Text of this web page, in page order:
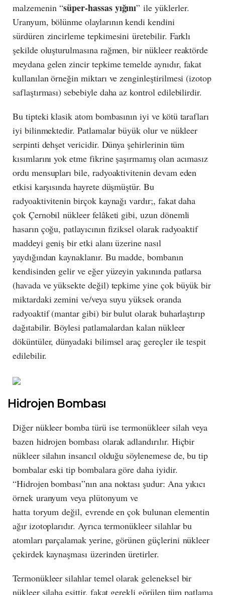
malzemenin “süper-hassas yığını” ile yüklerler.
Uranyum, bölünme olaylarının kendi kendini
sürdüren zincirleme tepkimesini üretebilir. Farklı
şekilde oluşturulmasına rağmen, bir nükleer reaktörde
meydana gelen zincir tepkime temelde aynıdır, fakat
kullanılan örneğin miktarı ve zenginleştirilmesi (izotop
saflaştırması) sebebiyle daha az kontrol edilebilirdir.
Bu tipteki klasik atom bombasının iyi ve kötü tarafları
iyi bilinmektedir. Patlamalar büyük olur ve nükleer
serpinti dehşet vericidir. Dünya şehirlerinin tüm
kısımlarını yok etme fikrine şaşırmamış olan acımasız
ordu mensupları bile, radyoaktivitenin devam eden
etkisi karşısında hayrete düşmüştür. Bu
radyoaktivitenin birçok kaynağı vardır;, fakat daha
çok Çernobil nükleer felâketi gibi, uzun dönemli
hasarın çoğu, patlayıcının fiziksel olarak radyoaktif
maddeyi geniş bir etki alanı üzerine nasıl
yaydığından kaynaklanır. Bu madde, bombanın
kendisinden gelir ve eğer yüzeyin yakınında patlarsa
(havada ve yüksekte değil) tepkime yine çok büyük bir
miktardaki zemini ve/veya suyu yüksek oranda
radyoaktif (mantar gibi) bir bulut olarak buharlaştırıp
dağıtabilir. Böylesi patlamalardan kalan nükleer
döküntüler, dünyadaki bilimsel araç gereçler ile tespit
edilebilir.
Hidrojen Bombası
Diğer nükleer bomba türü ise termonükleer silah veya
bazen hidrojen bombası olarak adlandırılır. Hiçbir
nükleer silahın insancıl olduğu söylenemese de, bu tip
bombalar eski tip bombalara göre daha iyidir.
“Hidrojen bombası”nın ana noktası şudur: Ana yıkıcı
örnek uranyum veya plütonyum ve
hatta toryum değil, evrende en çok bulunan elementin
ağır izotoplarıdır. Ayrıca termonükleer silahlar bu
atomları parçalamak yerine, görünen güçlerini nükleer
çekirdek kaynaşması üzerinden üretirler.
Termonükleer silahlar temel olarak geleneksel bir
nükleer silaha eşittir, fakat gerekli görülen tüm patlama